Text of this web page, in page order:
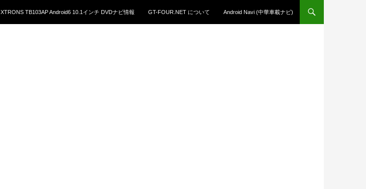
XTRONS TB103AP Android6 10.1インチ DVDナビ情報 GT-FOUR.NET について Android Navi (中華車載ナビ)